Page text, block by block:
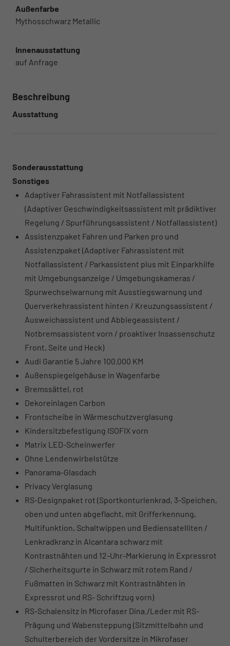
Außenfarbe
Mythosschwarz Metallic
Innenausstattung
auf Anfrage
Beschreibung
Ausstattung
Sonderausstattung
Sonstiges
Adaptiver Fahrassistent mit Notfallassistent
(Adaptiver Geschwindigkeitsassistent mit prädiktiver
Regelung / Spurführungsassistent / Notfallassistent)
Assistenzpaket Fahren und Parken pro und
Assistenzpaket (Adaptiver Fahrassistent mit
Notfallassistent / Parkassistent plus mit Einparkhilfe
mit Umgebungsanzeige / Umgebungskameras /
Spurwechselwarnung mit Ausstiegswarnung und
Querverkehrassistent hinten / Kreuzungsassistent /
Ausweichassistent und Abbiegeassistent /
Notbremsassistent vorn / proaktiver Insassenschutz
Front, Seite und Heck)
Audi Garantie 5 Jahre 100.000 KM
Außenspiegelgehäuse in Wagenfarbe
Bremssättel, rot
Dekoreinlagen Carbon
Frontscheibe in Wärmeschutzverglasung
Kindersitzbefestigung ISOFIX vorn
Matrix LED-Scheinwerfer
Ohne Lendenwirbelstütze
Panorama-Glasdach
Privacy Verglasung
RS-Designpaket rot (Sportkonturlenkrad, 3-Speichen,
oben und unten abgeflacht, mit Grifferkennung,
Multifunktion, Schaltwippen und Bediensatelliten /
Lenkradkranz in Alcantara schwarz mit
Kontrastnähten und 12-Uhr-Markierung in Expressrot
/ Sicherheitsgurte in Schwarz mit rotem Rand /
Fußmatten in Schwarz mit Kontrastnähten in
Expressrot und RS- Schriftzug vorn)
RS-Schalensitz in Microfaser Dina./Leder mit RS-
Prägung und Wabensteppung (Sitzmittelbahn und
Schulterbereich der Vordersitze in Mikrofaser